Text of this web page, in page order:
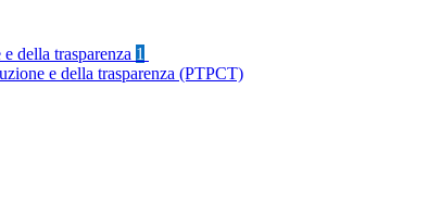
della trasparenza 1
e della trasparenza (PTPCT)